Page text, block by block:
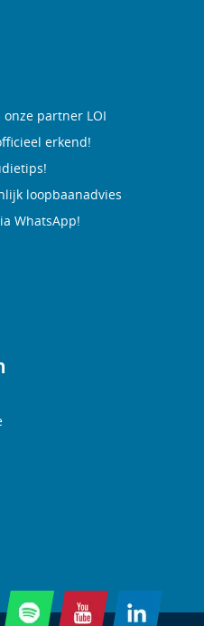
partner LOI
erkend!
loopbaanadvies
WhatsApp!